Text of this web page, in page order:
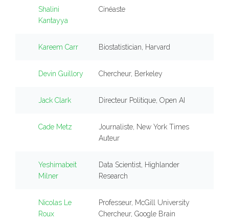
Shalini
Kantayya
Cinéaste
Kareem Carr Biostatistician, Harvard
Devin Guillory Chercheur, Berkeley
Jack Clark Directeur Politique, Open AI
Cade Metz
Journaliste, New York Times
Auteur
Yeshimabeit
Milner
Data Scientist, Highlander
Research
Nicolas Le
Roux
Professeur, McGill University
Chercheur, Google Brain